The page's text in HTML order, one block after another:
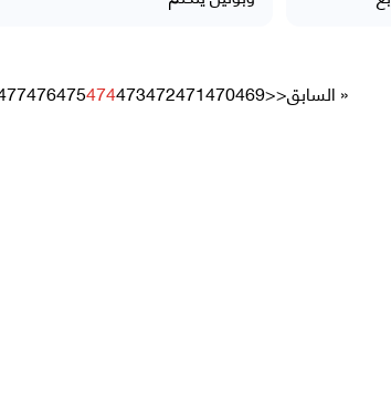
« السابق<<
469
470
471
472
473
474
475
476